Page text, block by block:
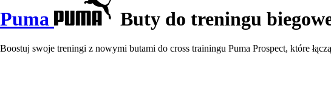
Puma Buty do treningu
Boostuj swoje treningi z nowymi butami do cross trainingu Puma Prospect, które